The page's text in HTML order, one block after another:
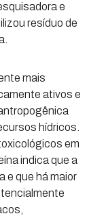
e
resíduo de
mais
ativos e
hídricos.
em
indica que a
e que há maior